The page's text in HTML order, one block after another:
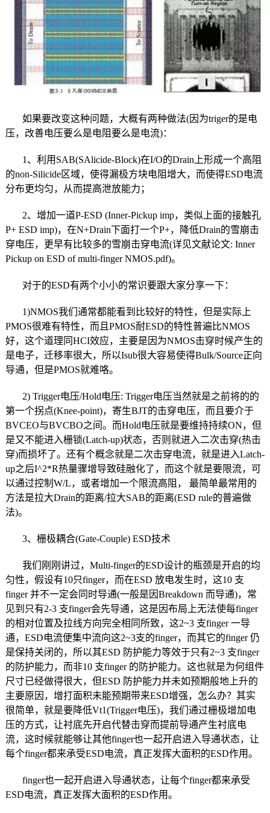
如果要改变这种问题，大概有两种做法(因为triger的是电
压，改善电压要么是电阻要么是电流)：
1、利用SAB(SAlicide-Block)在I/O的Drain上形成一个高阻
的non-Silicide区域，使得漏极方块电阻增大，而使得ESD电流
分布更均匀，从而提高泄放能力；
2、增加一道P-ESD (Inner-Pickup imp，类似上面的接触孔
P+ ESD imp)，在N+Drain下面打一个P+，降低Drain的雪崩击
穿电压，更早有比较多的雪崩击穿电流(详见文献论文: Inner
Pickup on ESD of multi-finger NMOS.pdf)。
对于的ESD有两个小小的常识要跟大家分享一下：
1)NMOS我们通常都能看到比较好的特性，但是实际上
PMOS很难有特性，而且PMOS耐ESD的特性普遍比NMOS
好，这个道理同HCI效应，主要是因为NMOS击穿时候产生的
是电子，迁移率很大，所以Isub很大容易使得Bulk/Source正向
导通，但是PMOS就难咯。
2) Trigger电压/Hold电压: Trigger电压当然就是之前将的的
第一个拐点(Knee-point)，寄生BJT的击穿电压，而且要介于
BVCEO与BVCBO之间。而Hold电压就是要维持持续ON，但
是又不能进入栅锁(Latch-up)状态，否则就进入二次击穿(热击
穿)而损坏了。还有个概念就是二次击穿电流，就是进入Latch-
up之后I^2*R热量骤增导致硅融化了，而这个就是要限流，可
以通过控制W/L，或者增加一个限流高阻， 最简单最常用的
方法是拉大Drain的距离/拉大SAB的距离(ESD rule的普遍做
法)。
3、栅极耦合(Gate-Couple) ESD技术
我们刚刚讲过，Multi-finger的ESD设计的瓶颈是开启的均
匀性，假设有10只finger，而在ESD 放电发生时，这10 支
finger 并不一定会同时导通(一般是因Breakdown 而导通)，常
见到只有2-3 支finger会先导通，这是因布局上无法使每finger
的相对位置及拉线方向完全相同所致，这2~3 支finger 一导
通，ESD电流便集中流向这2~3支的finger，而其它的finger 仍
是保持关闭的，所以其ESD 防护能力等效于只有2~3 支finger
的防护能力，而非10 支finger 的防护能力。这也就是为何组件
尺寸已经做得很大，但ESD 防护能力并未如预期般地上升的
主要原因，增打面积未能预期带来ESD增强，怎么办？其实
很简单，就是要降低Vt1(Trigger电压)，我们通过栅极增加电
压的方式，让衬底先开启代替击穿而提前导通产生衬底电
流，这时候就能够让其他finger也一起开启进入导通状态，让
每个finger都来承受ESD电流，真正发挥大面积的ESD作用。
finger也一起开启进入导通状态，让每个finger都来承受
ESD电流，真正发挥大面积的ESD作用。